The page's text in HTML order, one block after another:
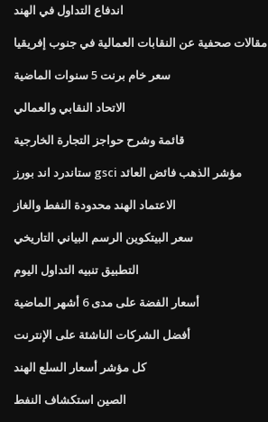
اندفاع التداول في الهند
مقالات صحفية عن النقابات العمالية في جنوب إفريقيا
سعر خام برنت 5 سنوات الماضية
الاتحاد النقابي والعمالي
قائمة وشرح حواجز التجارة الخارجية
ستاندرد اند بورز gsci مؤشر الذهب فائض العائد
الاعتماد الهند محدودة النفط والغاز
سعر البيتكوين الرسم البياني التاريخي
التطبيق تنبيه التداول اليوم
أسعار الفضة على مدى 6 أشهر الماضية
أفضل الشركات الناشئة على الإنترنت
كل مؤشر أسعار السلع الهند
الصين استكشاف النفط